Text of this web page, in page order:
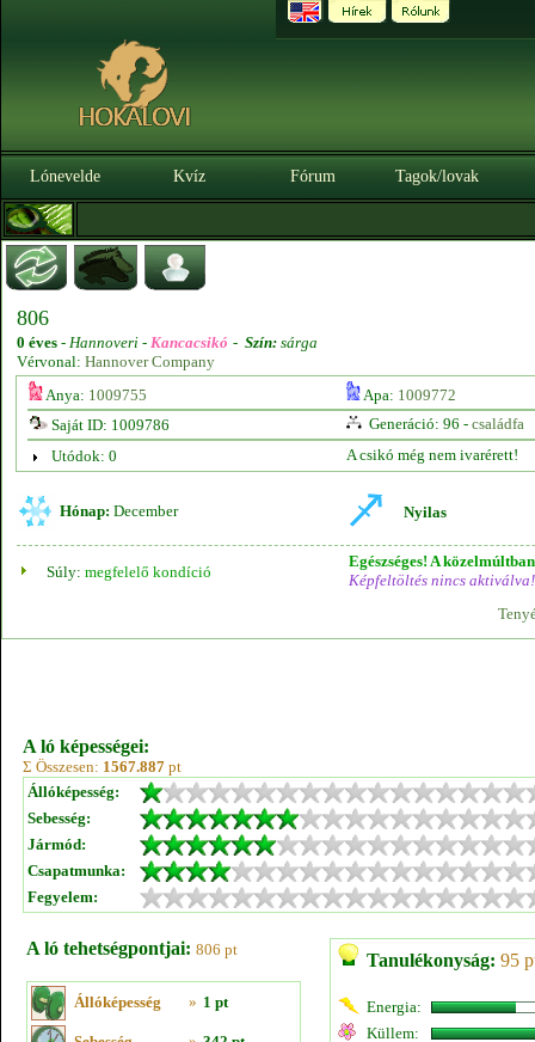
Lónevelde Kvíz Fórum Tagok/lovak
806
0 éves - Hannoveri - Kancacsikó - Szín: sárga
Vérvonal: Hannover Company
Anya: 1009755 Apa: 1009772
Saját ID: 1009786
Generáció: 96 - családfa
Utódok: 0
A csikó még nem ivarérett!
Hónap: December Nyilas
Súly: megfelelő kondíció
Egészséges! A
Képfeltöltés nincs aktiválva!
A ló képességei:
Σ Összesen: 1567.887 pt
Állóképesség:
Sebesség:
Jármód:
Csapatmunka:
Fegyelem:
A ló tehetségpontjai: 806 pt
Állóképesség » 1 pt
Tanulékonyság: 95
Energia:
Küllem: